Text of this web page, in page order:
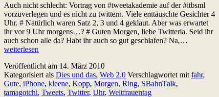
Auch nicht schlecht: Vortrag von #tweetakademie auf der #itbsml
vorzuverlegen und es nicht zu twittern. Viele enttäuschte Gesichter 4
Uhr. # Natürlich waren Satz 2, 3 und 4 geklaut. Aber was erwartet
ihr vor 9 Uhr morgens…? # Guten Morgen, liebe Twitteria. Seid ihr
auch schon alle da? Habt ihr auch so gut geschlafen? Na,…
weiterlesen
Veröffentlicht am 14. März 2010
Kategorisiert als Dies und das, Web 2.0 Verschlagwortet mit fahr,
Gute, iPhone, kleene, Kopp, Morgen, Ring, SBahnTalk,
tamagotchi, Tweets, Twitter, Uhr, Weltfrauentag